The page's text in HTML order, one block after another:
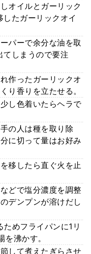
オイルとガーリック
たガーリックオイ
パーで余分な油を取
てしまうので要注
作ったガーリックオ
り香りを立たせる。
し色着いたらヘラで
の人は種を取り除
に切って量はお好み
移したら直ぐ火を止
どで塩分濃度を調整
デンプンが溶けだし
めフライパンに1リ
沸かす。
して煮えたぎらさせ